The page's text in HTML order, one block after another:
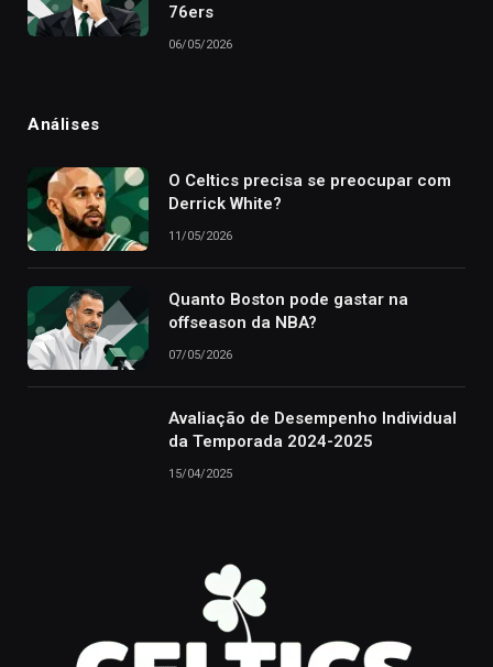
76ers
06/05/2026
Análises
O Celtics precisa se preocupar com
Derrick White?
11/05/2026
Quanto Boston pode gastar na
offseason da NBA?
07/05/2026
Avaliação de Desempenho Individual
da Temporada 2024-2025
15/04/2025